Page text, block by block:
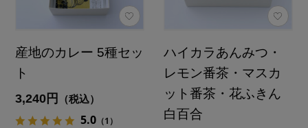
産地のカレー 5種セッ
ト
3,240円 （税込）
5.0 （1）
ハイカラあんみつ・
レモン番茶・マスカ
ット番茶・花ふきん
白百合